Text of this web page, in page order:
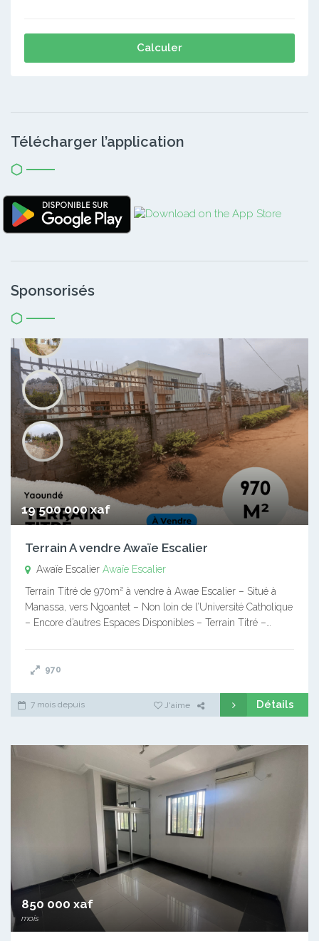
Calculer
Télécharger l’application
Sponsorisés
19 500 000 xaf
Terrain A vendre Awaïe Escalier
Awaïe Escalier Awaïe Escalier
Terrain Titré de 970m² à vendre à Awae Escalier – Situé à
Manassa, vers Ngoantet – Non loin de l’Université Catholique
– Encore d’autres Espaces Disponibles – Terrain Titré –…
970
7 mois depuis J'aime Détails
850 000 xaf
mois